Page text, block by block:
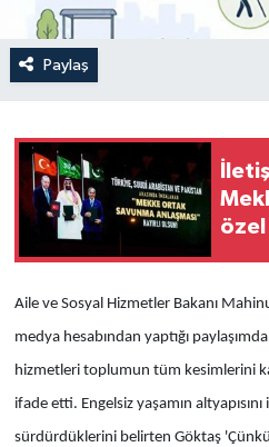
Paylaş
Aile ve Sosyal Hizmetler Bakanı
medya hesabından yaptığı
hizmetleri toplumun tüm kesimlerini
ifade etti. Engelsiz yaşamın
sürdürdüklerini belirten Göktaş